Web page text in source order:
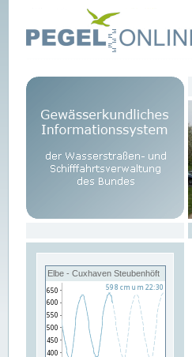
Elbe - Cuxhaven Steubenhöft